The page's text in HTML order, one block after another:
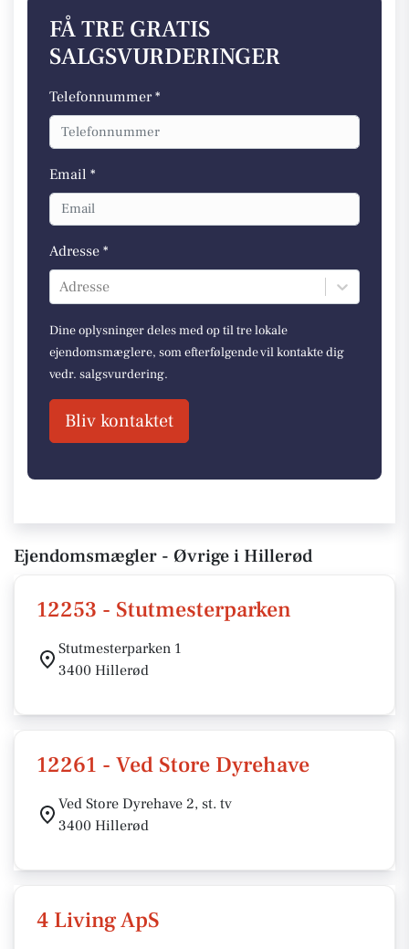
FÅ TRE GRATIS
SALGSVURDERINGER
Telefonnummer *
Email *
Adresse *
Adresse
Dine oplysninger deles med op til tre lokale
ejendomsmæglere, som efterfølgende vil kontakte dig
vedr. salgsvurdering.
Bliv kontaktet
Ejendomsmægler - Øvrige i Hillerød
12253 - Stutmesterparken
Stutmesterparken 1
3400 Hillerød
12261 - Ved Store Dyrehave
Ved Store Dyrehave 2, st. tv
3400 Hillerød
4 Living ApS